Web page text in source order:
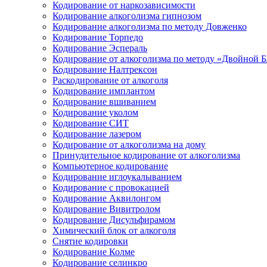
Кодирование от наркозависимости
Кодирование алкоголизма гипнозом
Кодирование алкоголизма по методу Довженко
Кодирование Торпедо
Кодирование Эспераль
Кодирование от алкоголизма по методу «Двойной
Кодирование Налтрексон
Раскодирование от алкоголя
Кодирование имплантом
Кодирование вшиванием
Кодирование уколом
Кодирование СИТ
Кодирование лазером
Кодирование от алкоголизма на дому
Принудительное кодирование от алкоголизма
Компьютерное кодирование
Кодирование иглоукалыванием
Кодирование с провокацией
Кодирование Аквилонгом
Кодирование Вивитролом
Кодирование Дисульфирамом
Химический блок от алкоголя
Снятие кодировки
Кодирование Колме
Кодирование селинкро